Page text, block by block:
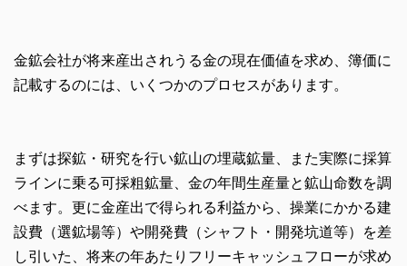
金鉱会社が将来産出されうる金の現在価値を求め、簿価に
記載するのには、いくつかのプロセスがあります。
まずは探鉱・研究を行い鉱山の埋蔵鉱量、また実際に採算
ラインに乗る可採粗鉱量、金の年間生産量と鉱山命数を調
べます。更に金産出で得られる利益から、操業にかかる建
設費（選鉱場等）や開発費（シャフト・開発坑道等）を差
し引いた、将来の年あたりフリーキャッシュフローが求め